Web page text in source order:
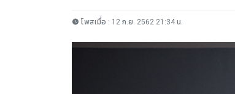
โพสเมื่อ : 12 ก.ย. 2562 21:34 น.